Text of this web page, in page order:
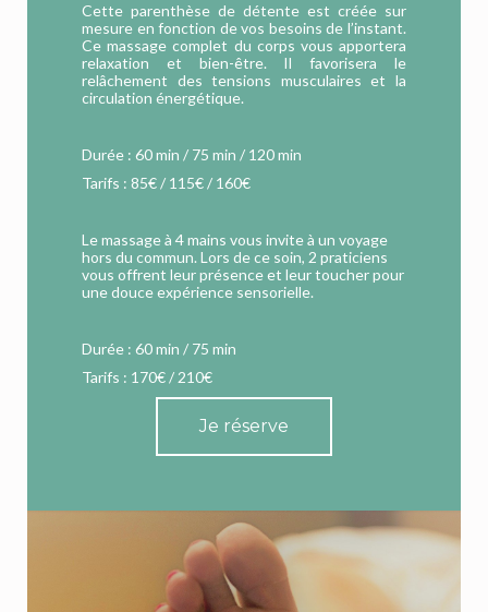
Cette parenthèse de détente est créée sur
mesure en fonction de vos besoins de l’instant.
Ce massage complet du corps vous apportera
relaxation et bien-être. Il favorisera le
relâchement des tensions musculaires et la
circulation énergétique.
Durée : 60 min / 75 min / 120 min
Tarifs : 85€ / 115€ / 160€
Le massage à 4 mains vous invite à un voyage
hors du commun. Lors de ce soin, 2 praticiens
vous offrent leur présence et leur toucher pour
une douce expérience sensorielle.
Durée : 60 min / 75 min
Tarifs : 170€ / 210€
Je réserve